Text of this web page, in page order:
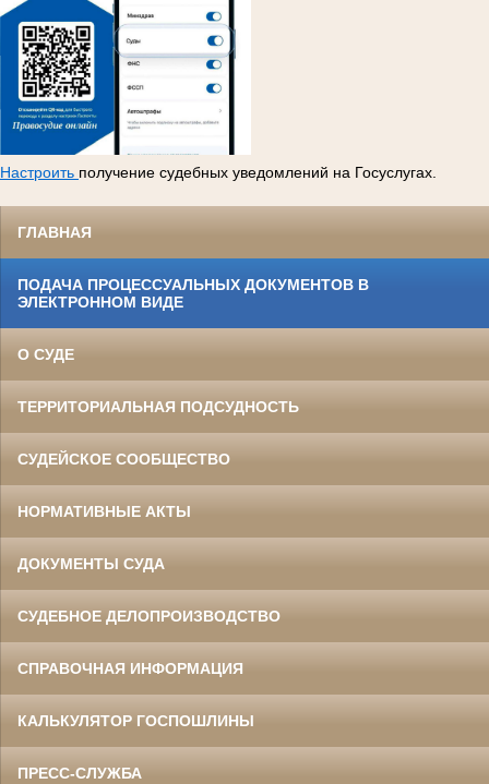
Настроить получение судебных уведомлений на Госуслугах.
ГЛАВНАЯ
ПОДАЧА ПРОЦЕССУАЛЬНЫХ ДОКУМЕНТОВ В
ЭЛЕКТРОННОМ ВИДЕ
О СУДЕ
ТЕРРИТОРИАЛЬНАЯ ПОДСУДНОСТЬ
СУДЕЙСКОЕ СООБЩЕСТВО
НОРМАТИВНЫЕ АКТЫ
ДОКУМЕНТЫ СУДА
СУДЕБНОЕ ДЕЛОПРОИЗВОДСТВО
СПРАВОЧНАЯ ИНФОРМАЦИЯ
КАЛЬКУЛЯТОР ГОСПОШЛИНЫ
ПРЕСС-СЛУЖБА